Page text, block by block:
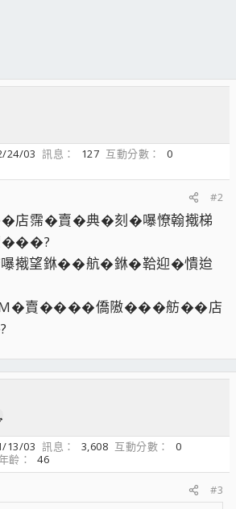
24/03 訊息 127 互動分數
0
#2
霈�賣�典�刻�嚗憭翰撠梯
���?
撠望銝��航�銝�鞈迎�憒迨
賣����僑隞���舫��店
13/03 訊息 3,608 互動分數
0
齡
46
#3